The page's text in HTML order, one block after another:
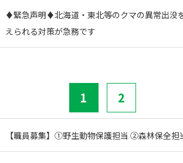
♦️緊急声明♦️北海道・東北等のクマの異常出没
えられる対策が急務です
1 2
【職員募集】①野生動物保護担当 ②森林保全担